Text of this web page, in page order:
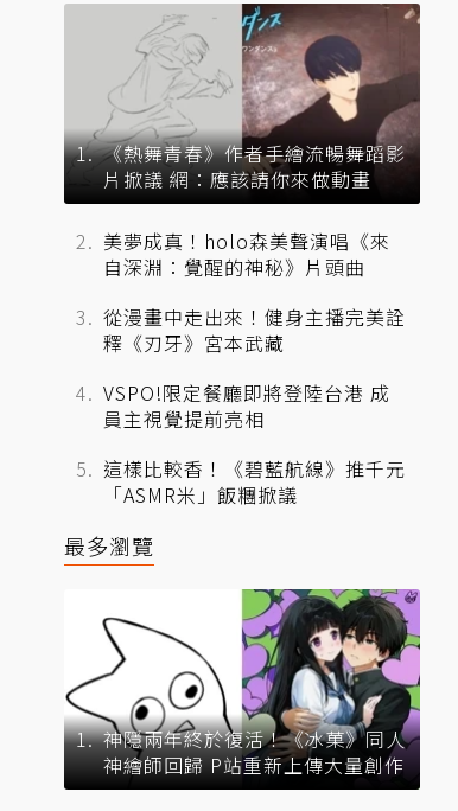
《熱舞青春》作者手繪流暢舞蹈影
片掀議 網：應該請你來做動畫
美夢成真！holo森美聲演唱《來
自深淵：覺醒的神秘》片頭曲
從漫畫中走出來！健身主播完美詮
釋《刃牙》宮本武藏
VSPO!限定餐廳即將登陸台港 成
員主視覺提前亮相
這樣比較香！《碧藍航線》推千元
「ASMR米」飯糰掀議
最多瀏覽
神隱兩年終於復活！《冰菓》同人
神繪師回歸 P站重新上傳大量創作